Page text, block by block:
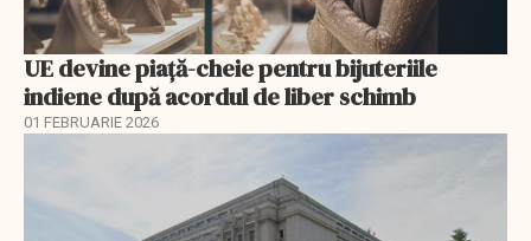
UE devine piață-cheie pentru bijuteriile
indiene după acordul de liber schimb
01 FEBRUARIE 2026